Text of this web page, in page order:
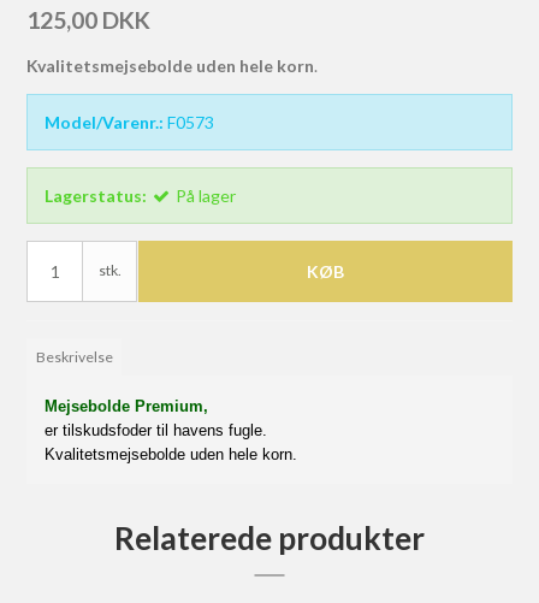
125,00 DKK
Kvalitetsmejsebolde uden hele korn.
Model/Varenr.: F0573
Lagerstatus: På lager
stk. KØB
Beskrivelse
Mejsebolde Premium,
er tilskudsfoder til havens fugle.
Kvalitetsmejsebolde uden hele korn.
Relaterede produkter